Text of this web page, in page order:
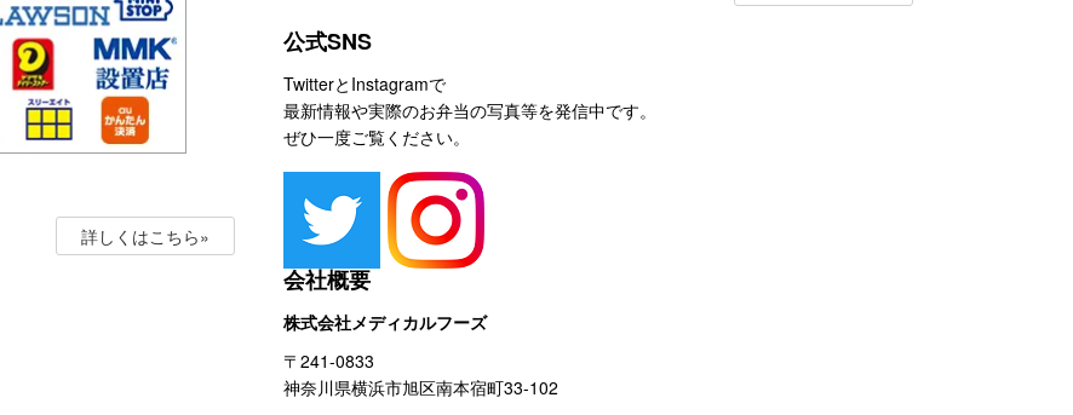
詳しくはこちら»
公式SNS
TwitterとInstagramで
最新情報や実際のお弁当の写真等を発信中です。
ぜひ一度ご覧ください。
会社概要
株式会社メディカルフーズ
〒241-0833
神奈川県横浜市旭区南本宿町33-102